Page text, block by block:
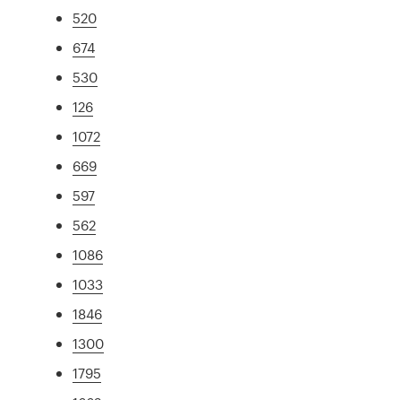
520
674
530
126
1072
669
597
562
1086
1033
1846
1300
1795